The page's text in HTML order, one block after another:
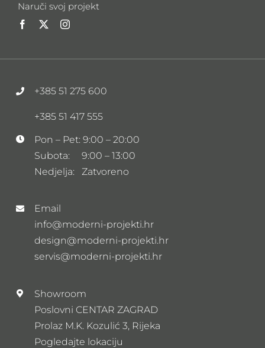
Naruči svoj projekt
+385 51 275 600
+385 51 417 555
Pon – Pet: 9:00 – 20:00
Subota: 9:00 – 13:00
Nedjelja: Zatvoreno
Email
info@moderni-projekti.hr
design@moderni-projekti.hr
servis@moderni-projekti.hr
Showroom
Poslovni CENTAR ZAGRAD
Prolaz M.K. Kozulić 3, Rijeka
Pogledajte lokaciju